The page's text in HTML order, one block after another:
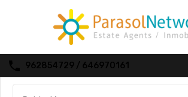
962854729 / 646970161